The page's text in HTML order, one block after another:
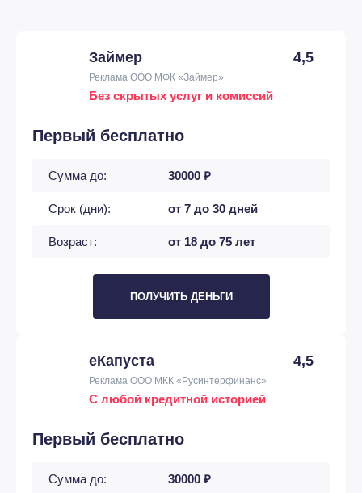
Займер 4,5
Реклама ООО МФК «Займер»
Без скрытых услуг и комиссий
Первый бесплатно
Сумма до: 30000 ₽
Срок (дни): от 7 до 30 дней
Возраст: от 18 до 75 лет
ПОЛУЧИТЬ ДЕНЬГИ
еКапуста 4,5
Реклама ООО МКК «Русинтерфинанс»
С любой кредитной историей
Первый бесплатно
Сумма до: 30000 ₽